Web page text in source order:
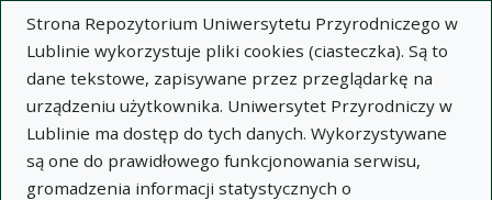
Strona Repozytorium Uniwersytetu Przyrodniczego w
Lublinie wykorzystuje pliki cookies (ciasteczka). Są to
dane tekstowe, zapisywane przez przeglądarkę na
urządzeniu użytkownika. Uniwersytet Przyrodniczy w
Lublinie ma dostęp do tych danych. Wykorzystywane
są one do prawidłowego funkcjonowania serwisu,
gromadzenia informacji statystycznych o
Repozytorium Uniwersytetu
Przyrodniczego w Lublinie